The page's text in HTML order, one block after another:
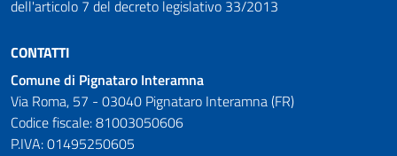
dell'articolo 7 del decreto legislativo 33/2013
CONTATTI
Comune di Pignataro Interamna
Via Roma, 57 - 03040 Pignataro Interamna (FR)
Codice fiscale: 81003050606
P.IVA: 01495250605